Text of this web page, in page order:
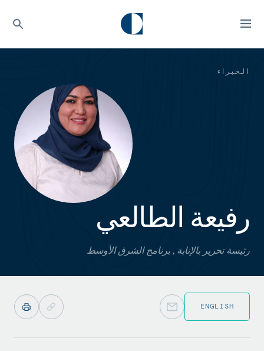
الخبراء
رفيعة الطالعي
رئيسة تحرير بالإنابة , برنامج الشرق الأوسط
ENGLISH